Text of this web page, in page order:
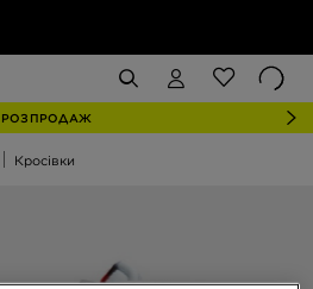
РОЗПРОДАЖ
Кросівки